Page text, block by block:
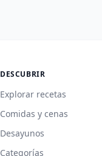
DESCUBRIR
Explorar recetas
Comidas y cenas
Desayunos
Categorías